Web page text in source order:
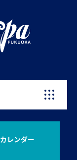
カレンダー